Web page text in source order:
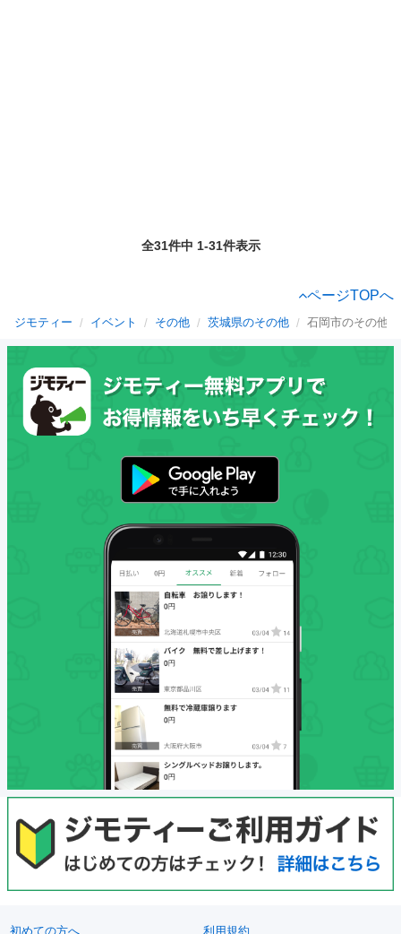
全31件中 1-31件表示
ページTOPへ
ジモティー イベント その他 茨城県のその他 石岡市のその他
初めての方へ 利用規約